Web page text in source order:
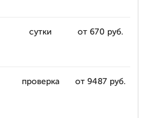
сутки от 670 руб.
проверка от 9487 руб.